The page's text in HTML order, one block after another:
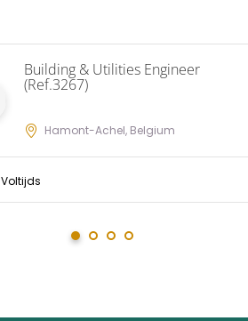
Building & Utilities Engineer
(Ref.3267)
Hamont-Achel, Belgium
Voltijds